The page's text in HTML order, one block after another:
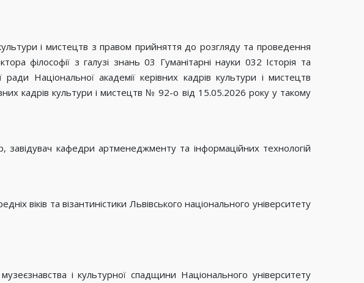
і мистецтв з правом прийняття до розгляду та проведення
філософії з галузі знань 03 Гуманітарні науки 032 Історія та
Національної академії керівних кадрів культури і мистецтв
кадрів культури і мистецтв № 92-о від 15.05.2026 року у такому
завідувач кафедри артменеджменту та інформаційних технологій
віків та візантиністики Львівського національного університету
і культурної спадщини Національного університету